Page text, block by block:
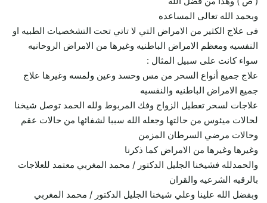
وبحمد الله تعالى المساعده
فى علاج الكثير من الامراض التي لا تاتي تحت التشخصيات الطبيه او
النفسيه ومعظم الامراض الباطنيه وغيرها من الامراض الروحانيه
سواء كانت على سبيل المثال :
علاج جميع أنواع السحر من مس وحسد وعين ولمسه وغيرها علاج
جميع الامراض الباطنيه والنفسيه
علاجات لسحر تعطيل الزواج وفك المربوط ولله الحمد توصل شيخنا
لحالات ميئوس من حالتها وجعله الله سببا لشفائها من حالات عقم
وحالات مرضي السرطان المزمن
وغيرها وغيرها من الامراض كما ذكرنا
والحمدلله فشيخنا الجليل الدكتور / محمد المغربي معتمد للعلاجات
بالرقيه الشرعيه والقران
وبفضل الله علينا وعلي شيخنا الجليل الدكتور / محمد المغربي